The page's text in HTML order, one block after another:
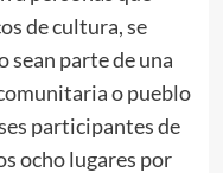
de cultura, se
sean parte de una
o pueblo
participantes de
ocho lugares por